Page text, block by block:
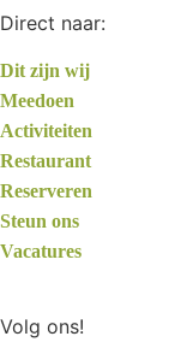
Direct naar:
Dit zijn wij
Meedoen
Activiteiten
Restaurant
Reserveren
Steun ons
Vacatures
Volg ons!